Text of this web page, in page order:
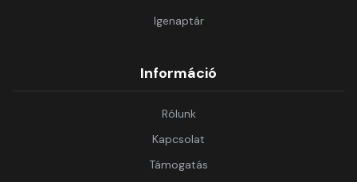
Igenaptár
Információ
Rólunk
Kapcsolat
Támogatás